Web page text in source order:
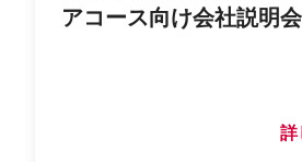
アコース向け会社説明会
詳